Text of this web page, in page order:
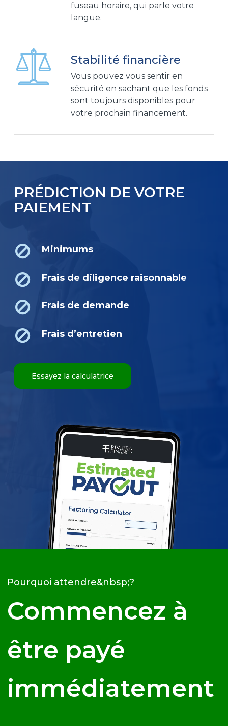
fuseau horaire, qui parle votre
langue.
Stabilité financière
Vous pouvez vous sentir en
sécurité en sachant que les fonds
sont toujours disponibles pour
votre prochain financement.
PRÉDICTION DE VOTRE
PAIEMENT
Minimums
Frais de diligence raisonnable
Frais de demande
Frais d’entretien
Essayez la calculatrice
Pourquoi attendre&nbsp;?
Commencez à
être payé
immédiatement